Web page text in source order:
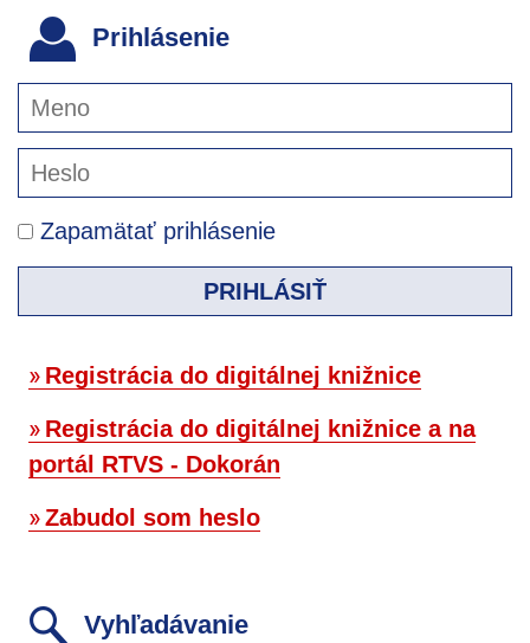
Prihlásenie
Zapamätať prihlásenie
PRIHLÁSIŤ
Registrácia do digitálnej knižnice
Registrácia do digitálnej knižnice a na
portál RTVS - Dokorán
Zabudol som heslo
Vyhľadávanie